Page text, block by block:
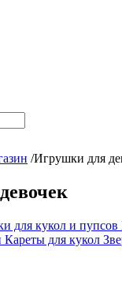
/Игрушки для
для кукол и пупсов
Кареты для кукол